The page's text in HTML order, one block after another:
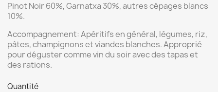
Pinot Noir 60%, Garnatxa 30%, autres cépages blancs
10%.
Accompagnement:Apéritifs en général, légumes, riz,
pâtes, champignons et viandes blanches. Approprié
pour déguster comme vin du soir avec des tapas et
des rations.
Quantité